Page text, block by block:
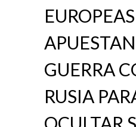
EUROPEAS
GUERRA
RUSIA